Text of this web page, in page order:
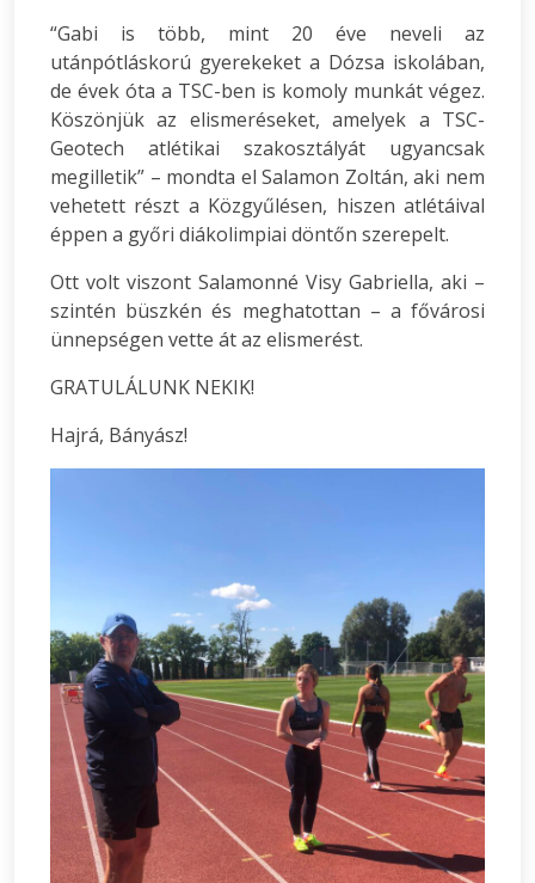
“Gabi is több, mint 20 éve neveli az
utánpótláskorú gyerekeket a Dózsa iskolában,
de évek óta a TSC-ben is komoly munkát végez.
Köszönjük az elismeréseket, amelyek a TSC-
Geotech atlétikai szakosztályát ugyancsak
megilletik” – mondta el Salamon Zoltán, aki nem
vehetett részt a Közgyűlésen, hiszen atlétáival
éppen a győri diákolimpiai döntőn szerepelt.
Ott volt viszont Salamonné Visy Gabriella, aki –
szintén büszkén és meghatottan – a fővárosi
ünnepségen vette át az elismerést.
GRATULÁLUNK NEKIK!
Hajrá, Bányász!